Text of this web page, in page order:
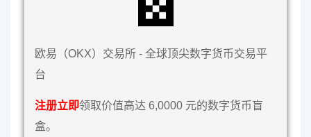
欧易（OKX）交易所 - 全球顶尖数字货币交易平
台
注册立即领取价值高达 6,0000 元的数字货币盲
盒。